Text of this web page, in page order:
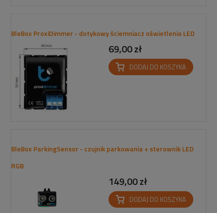
BleBox ProxiDimmer - dotykowy ściemniacz oświetlenia LED
69,00 zł
DODAJ DO KOSZYKA
BleBox ParkingSensor - czujnik parkowania + sterownik LED
RGB
149,00 zł
DODAJ DO KOSZYKA